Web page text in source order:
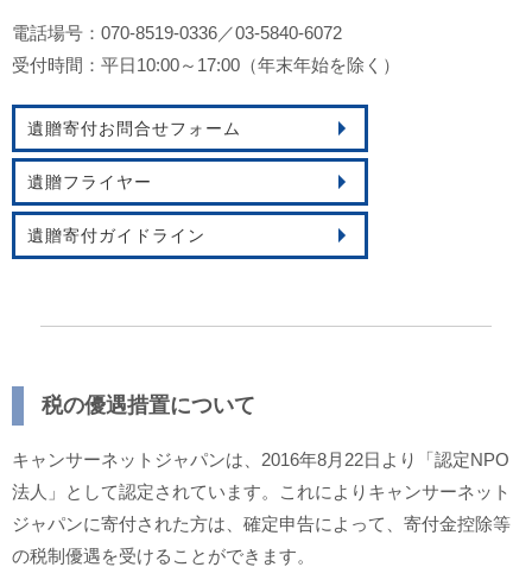
電話場号：070-8519-0336／03-5840-6072
受付時間：平日10:00～17:00（年末年始を除く）
遺贈寄付お問合せフォーム
遺贈フライヤー
遺贈寄付ガイドライン
税の優遇措置について
キャンサーネットジャパンは、2016年8月22日より「認定NPO
法人」として認定されています。これによりキャンサーネット
ジャパンに寄付された方は、確定申告によって、寄付金控除等
の税制優遇を受けることができます。